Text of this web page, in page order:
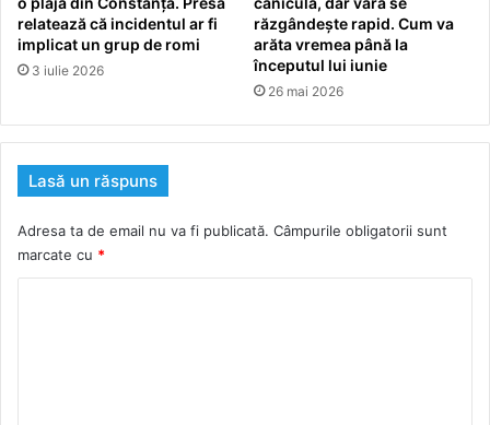
relatează că incidentul ar fi
implicat un grup de romi
3 iulie 2026
răzgândește rapid. Cum va
arăta vremea până la
începutul lui iunie
26 mai 2026
Lasă un răspuns
Adresa ta de email nu va fi publicată. Câmpurile obligatorii sunt
marcate cu *